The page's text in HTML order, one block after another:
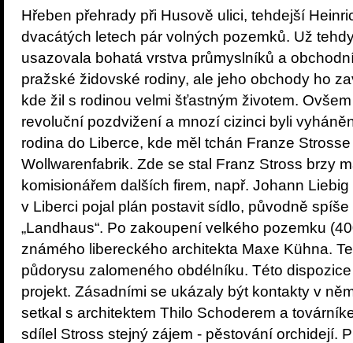
Hřeben přehrady při Husově ulici, tehdejší
dvacátých letech pár volných pozemků. Už
usazovala bohatá vrstva průmyslníků a
pražské židovské rodiny, ale jeho obchody ho
kde žil s rodinou velmi šťastným životem.
revoluční pozdvižení a mnozí cizinci byli
rodina do Liberce, kde měl tchán Franze
Wollwarenfabrik. Zde se stal Franz Stross brzy
komisionářem dalších firem, např. Johann
v Liberci pojal plán postavit sídlo, původně
„Landhaus“. Po zakoupení velkého pozemku
známého libereckého architekta Maxe Kühna.
půdorysu zalomeného obdélníku. Této
projekt. Zásadními se ukázaly být kontakty v
setkal s architektem Thilo Schoderem a
sdílel Stross stejný zájem - pěstování orchidejí.